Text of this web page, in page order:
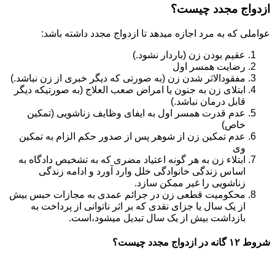
ازدواج مجدد چیست؟
عواملی که به مرد اجازه میدهد تا ازدواج مجدد داشته باشد:
عقیم بودن زن (باردار نشود.)
رضایت همسر اول
مفقودالاثر شدن زن (به صورتی که دیگر خبری از زن نباشد.)
ابتلای زن به جنون یا امراض صعب العلاج (به صورتیکه دیگر
قابل درمان نباشد.)
عدم قدرت همسر اول به ایفای وظایف زناشویی (تمکین
خاص)
عدم تمکین زن از شوهر پس از صدور حکم الزام به تمکین
وی
ابتلاء زن به هر گونه اعتیاد مضری که به تشخیص دادگاه به
اساس زندگی خانوادگی خلل وارد آورد و ادامه زندگی
زناشویی را غیر ممکن سازد.
محکومیت قطعی زن در جرائم عمدی به مجازات حبس بیش
از یک سال یا جزای نقدی که بر اثر ناتوانی از پرداخت به
بازداشت بیش از یک سال تبدیل می‎شود،است.
شروط ۱۲ گانه در ازدواج مجدد چیست؟